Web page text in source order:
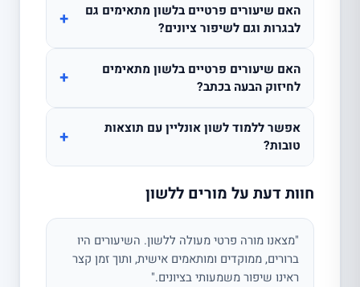
האם שיעורים פרטיים בלשון מתאימים גם
לבגרות וגם לשיפור ציונים?
+
האם שיעורים פרטיים בלשון מתאימים
לחיזוק הבעה בכתב?
+
אפשר ללמוד לשון אונליין עם תוצאות
טובות?
+
חוות דעת על מורים ללשון
"מצאנו מורה פרטי מעולה ללשון. השיעורים היו
ברורים, ממוקדים ומותאמים אישית, ותוך זמן קצר
ראינו שיפור משמעותי בציונים."